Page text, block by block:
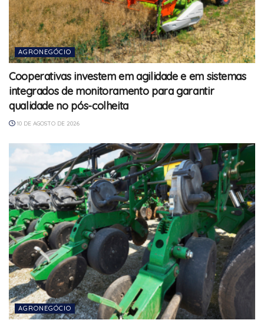
AGRONEGÓCIO
Cooperativas investem em agilidade e em sistemas
integrados de monitoramento para garantir
qualidade no pós-colheita
10 DE AGOSTO DE 2026
AGRONEGÓCIO